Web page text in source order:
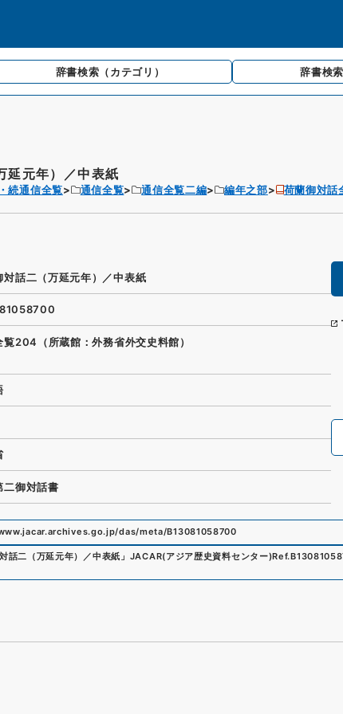
辞書検索 （カテゴリ） 辞書検索
延元年）／中表紙
続通信全覧 通信全覧 通信全覧二編 編年之部 荷蘭御対話
対話二（万延元年）／中表紙
覧204（所蔵館：外務省外交史料館）
二御対話書
das/meta/B13081058700
話二（万延元年）／中表紙 」 JACAR(アジア歴史資料センター)Ref.